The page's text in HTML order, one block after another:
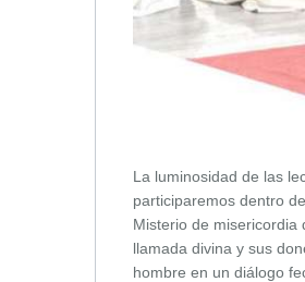
La luminosidad de las
participaremos dentro
Misterio de misericordia
llamada divina y sus
hombre en un diálogo